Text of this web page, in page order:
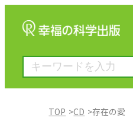
TOP CD 存在の愛